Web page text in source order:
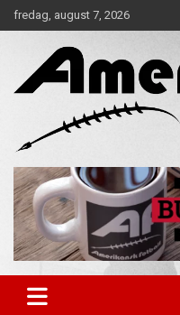
Skip
to
fredag, august 7, 2026
Amerikansk